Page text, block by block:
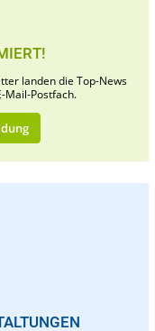
landen die Top-News
Mail-Postfach.